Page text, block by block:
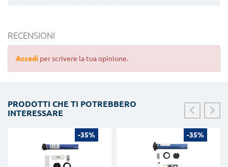
RECENSIONI
Accedi per scrivere la tua opinione.
PRODOTTI CHE TI POTREBBERO
INTERESSARE
-35% -35%